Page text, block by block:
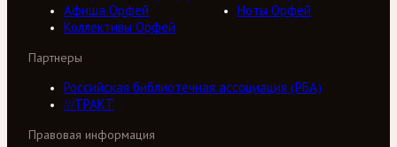
Афиша Орфей
Ноты Орфей
Коллективы Орфей
Партнеры
Российская библиотечная ассоциация (РБА)
///ТРАКТ
Правовая информация